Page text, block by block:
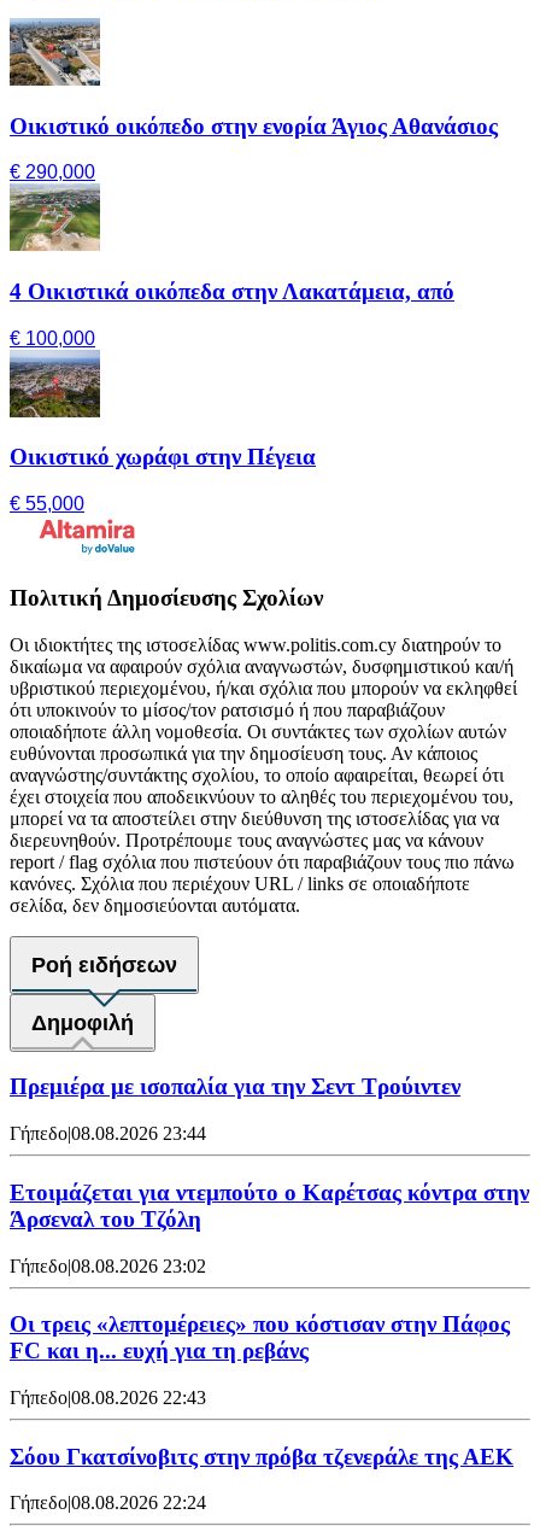
Οικιστικό οικόπεδο στην ενορία Άγιος Αθανάσιος
€ 290,000
4 Οικιστικά οικόπεδα στην Λακατάμεια, από
€ 100,000
Οικιστικό χωράφι στην Πέγεια
€ 55,000
Πολιτική Δημοσίευσης Σχολίων
Οι ιδιοκτήτες της ιστοσελίδας www.politis.com.cy διατηρούν το
δικαίωμα να αφαιρούν σχόλια αναγνωστών, δυσφημιστικού και/ή
υβριστικού περιεχομένου, ή/και σχόλια που μπορούν να εκληφθεί
ότι υποκινούν το μίσος/τον ρατσισμό ή που παραβιάζουν
οποιαδήποτε άλλη νομοθεσία. Οι συντάκτες των σχολίων αυτών
ευθύνονται προσωπικά για την δημοσίευση τους. Αν κάποιος
αναγνώστης/συντάκτης σχολίου, το οποίο αφαιρείται, θεωρεί ότι
έχει στοιχεία που αποδεικνύουν το αληθές του περιεχομένου του,
μπορεί να τα αποστείλει στην διεύθυνση της ιστοσελίδας για να
διερευνηθούν. Προτρέπουμε τους αναγνώστες μας να κάνουν
report / flag σχόλια που πιστεύουν ότι παραβιάζουν τους πιο πάνω
κανόνες. Σχόλια που περιέχουν URL / links σε οποιαδήποτε
σελίδα, δεν δημοσιεύονται αυτόματα.
Ροή ειδήσεων
Δημοφιλή
Πρεμιέρα με ισοπαλία για την Σεντ Τρούιντεν
Γήπεδο|08.08.2026 23:44
Ετοιμάζεται για ντεμπούτο ο Καρέτσας κόντρα στην
Άρσεναλ του Τζόλη
Γήπεδο|08.08.2026 23:02
Οι τρεις «λεπτομέρειες» που κόστισαν στην Πάφος
FC και η... ευχή για τη ρεβάνς
Γήπεδο|08.08.2026 22:43
Σόου Γκατσίνοβιτς στην πρόβα τζενεράλε της ΑΕΚ
Γήπεδο|08.08.2026 22:24